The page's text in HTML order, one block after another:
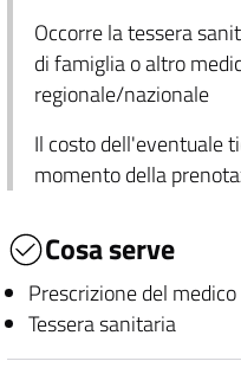
Occorre la tessera
di famiglia o altro
regionale/nazionale
Il costo dell'eventuale
momento della
Cosa serve
Prescrizione del medico
Tessera sanitaria